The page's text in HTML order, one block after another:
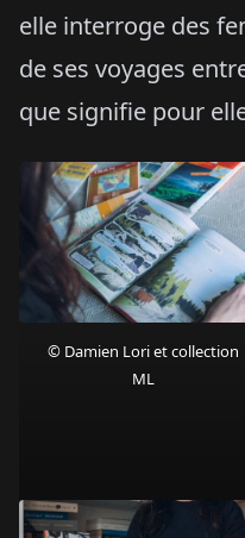
elle interroge des
de ses voyages
que signifie pour
© Damien Lori et collection
ML